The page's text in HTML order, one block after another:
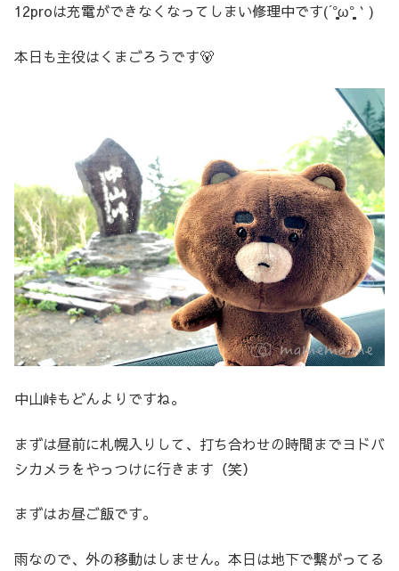
12proは充電ができなくなってしまい修理中です(´°̥̥̥̥̥̥̥̥ω°̥̥̥̥̥̥̥̥｀)
本日も主役はくまごろうです🐻
中山峠もどんよりですね。
まずは昼前に札幌入りして、打ち合わせの時間までヨドバ
シカメラをやっつけに行きます（笑）
まずはお昼ご飯です。
雨なので、外の移動はしません。本日は地下で繋がってる